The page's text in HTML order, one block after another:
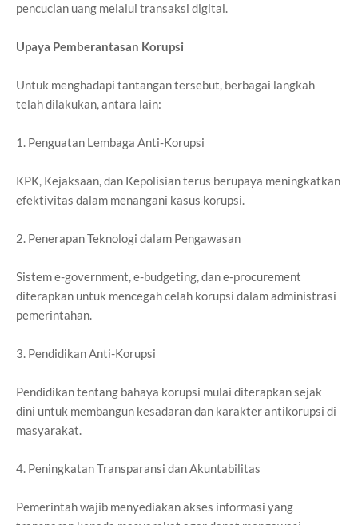
pencucian uang melalui transaksi digital.
Upaya Pemberantasan Korupsi
Untuk menghadapi tantangan tersebut, berbagai langkah
telah dilakukan, antara lain:
1. Penguatan Lembaga Anti-Korupsi
KPK, Kejaksaan, dan Kepolisian terus berupaya meningkatkan
efektivitas dalam menangani kasus korupsi.
2. Penerapan Teknologi dalam Pengawasan
Sistem e-government, e-budgeting, dan e-procurement
diterapkan untuk mencegah celah korupsi dalam administrasi
pemerintahan.
3. Pendidikan Anti-Korupsi
Pendidikan tentang bahaya korupsi mulai diterapkan sejak
dini untuk membangun kesadaran dan karakter antikorupsi di
masyarakat.
4. Peningkatan Transparansi dan Akuntabilitas
Pemerintah wajib menyediakan akses informasi yang